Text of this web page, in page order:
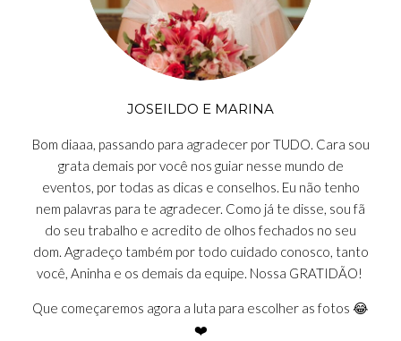
JOSEILDO E MARINA
Bom diaaa, passando para agradecer por TUDO. Cara sou
grata demais por você nos guiar nesse mundo de
eventos, por todas as dicas e conselhos. Eu não tenho
nem palavras para te agradecer. Como já te disse, sou fã
do seu trabalho e acredito de olhos fechados no seu
dom. Agradeço também por todo cuidado conosco, tanto
você, Aninha e os demais da equipe. Nossa GRATIDÃO!
Que começaremos agora a luta para escolher as fotos 😂
❤️